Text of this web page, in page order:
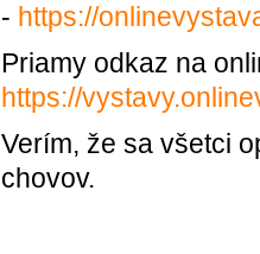
- https://
Priamy odkaz na
https://
Verím, že sa všetci
chovov.